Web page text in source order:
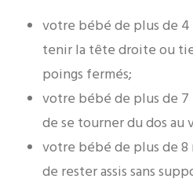
votre bébé de plus de 4
tenir la tête droite ou
poings fermés;
votre bébé de plus de
de se tourner du dos au
votre bébé de plus de
de rester assis sans